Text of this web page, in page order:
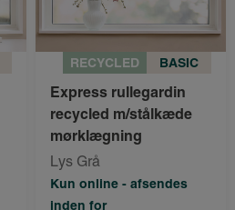
RECYCLED BASIC
Express rullegardin
recycled m/stålkæde
mørklægning
Lys Grå
Kun online - afsendes
inden for